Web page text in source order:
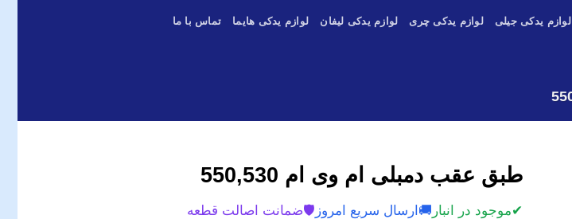
لوازم یدکی جیلی لوازم یدکی چری لوازم یدکی لیفان لوازم یدکی هایما تماس با ما
طبق عقب دمبلی ام وی ام 550,530
✔موجود در انبار 🚚 ارسال سریع امروز 🛡️ضمانت اصالت قطعه